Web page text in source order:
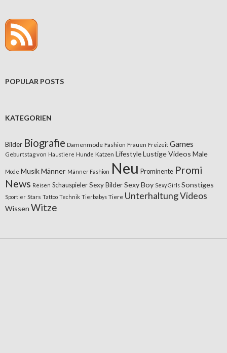
POPULAR POSTS
KATEGORIEN
Bilder Biografie Damenmode Fashion Frauen Freizeit Games
Geburtstag von Haustiere Hunde Katzen LifestyleLustige Videos Male
Mode MusikMänner Männer Fashion Neu Prominente Promi
News Reisen Schauspieler Sexy BilderSexy Boy Sexy Girls Sonstiges
Sportler Stars Tattoo Technik Tierbabys Tiere UnterhaltungVideos
Wissen Witze